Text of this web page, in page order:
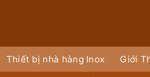
Thiết bị nhà hàng Inox Giới